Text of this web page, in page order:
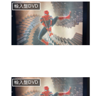
輸入盤DVD
輸入盤DVD